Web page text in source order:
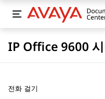
IP Office 9600
전화 걸기